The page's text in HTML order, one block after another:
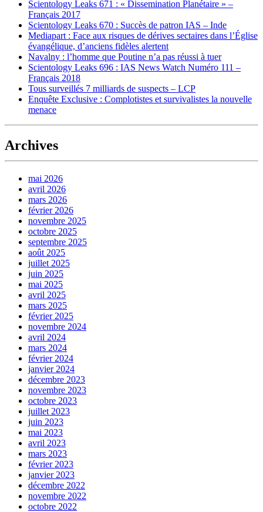
Scientology Leaks 671 : « Dissemination Planétaire » –
Français 2017
Scientology Leaks 670 : Succès de patron IAS – Inde
Mediapart : Face aux risques de dérives sectaires dans l’Église
évangélique, d’anciens fidèles alertent
Navalny : l’homme que Poutine n’a pas réussi à tuer
Scientology Leaks 696 : IAS News Watch Numéro 111 –
Français 2018
Tous surveillés 7 milliards de suspects – LCP
Enquête Exclusive : Complotistes et survivalistes la nouvelle
menace
Archives
mai 2026
avril 2026
mars 2026
février 2026
novembre 2025
octobre 2025
septembre 2025
août 2025
juillet 2025
juin 2025
mai 2025
avril 2025
mars 2025
février 2025
novembre 2024
avril 2024
mars 2024
février 2024
janvier 2024
décembre 2023
novembre 2023
octobre 2023
juillet 2023
juin 2023
mai 2023
avril 2023
mars 2023
février 2023
janvier 2023
décembre 2022
novembre 2022
octobre 2022